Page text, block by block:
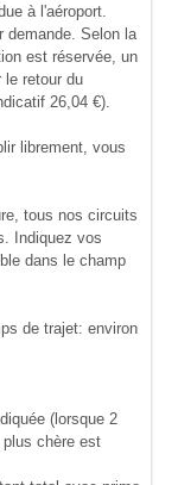
à l'aéroport.
demande. Selon la
est réservée, un
le retour du
26,04 €).
librement, vous
tous nos circuits
Indiquez vos
dans le champ
de trajet: environ
(lorsque 2
chère est